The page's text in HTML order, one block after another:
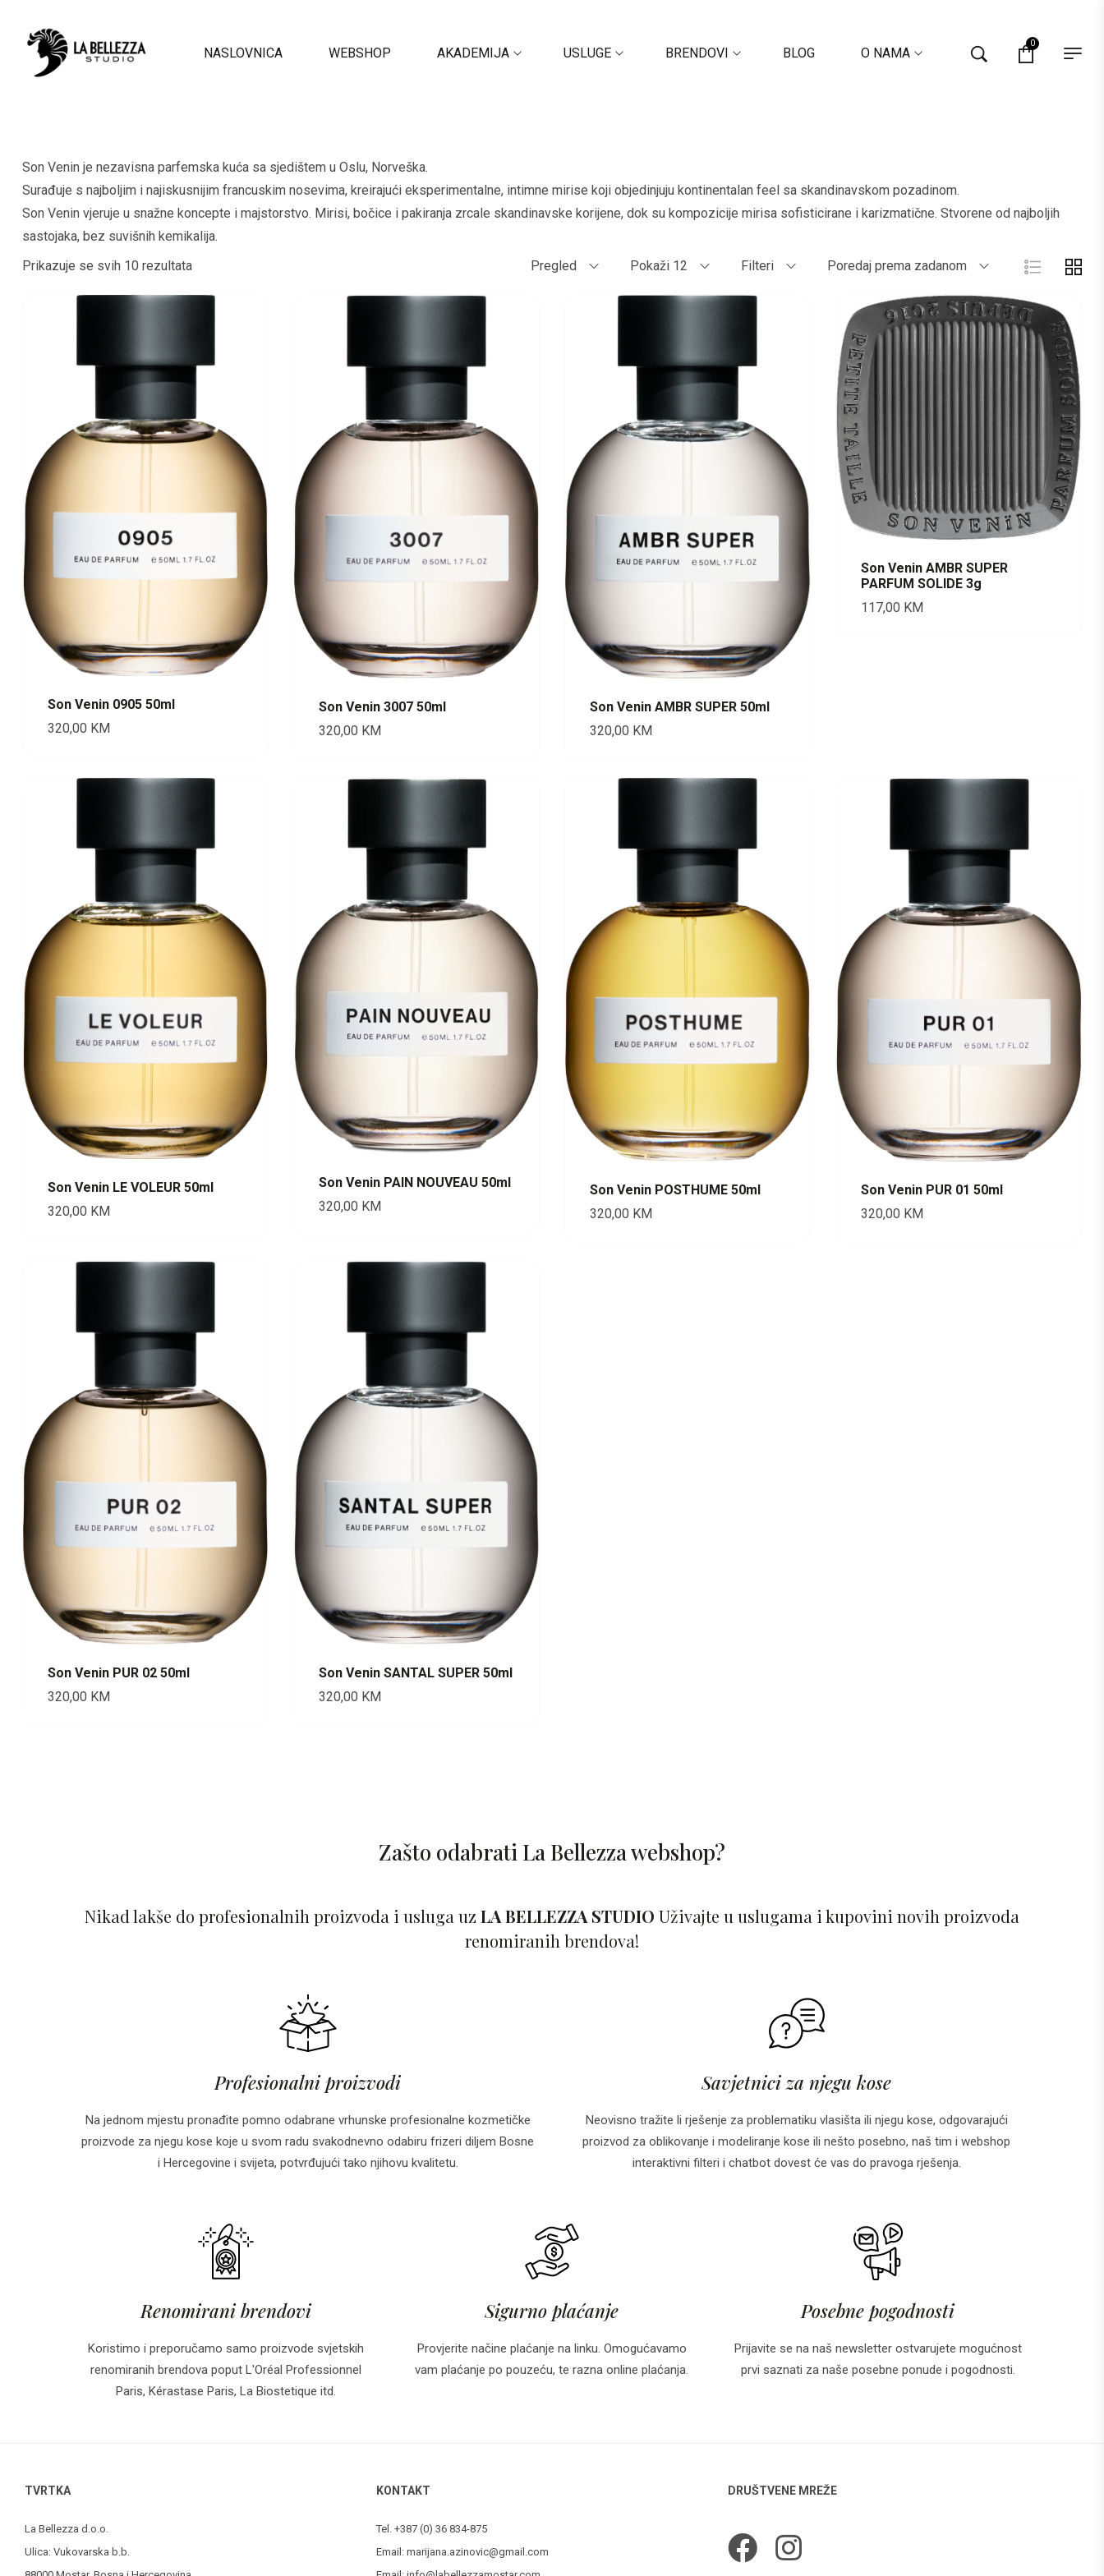
NASLOVNICA WEBSHOP AKADEMIJA USLUGE BRENDOVI BLOG O NAMA
0
Son Venin je nezavisna parfemska kuća sa sjedištem u Oslu, Norveška.
Surađuje s najboljim i najiskusnijim francuskim nosevima, kreirajući eksperimentalne, intimne mirise koji objedinjuju kontinentalan feel sa skandinavskom pozadinom.
Son Venin vjeruje u snažne koncepte i majstorstvo. Mirisi, bočice i pakiranja zrcale skandinavske korijene, dok su kompozicije mirisa sofisticirane i karizmatične. Stvorene od najboljih
sastojaka, bez suvišnih kemikalija.
Prikazuje se svih 10 rezultata
Pregled Pokaži 12 Filteri Poredaj prema zadanom
Son Venin 0905 50ml
320,00 KM
Son Venin 3007 50ml
320,00 KM
Son Venin AMBR SUPER 50ml
320,00 KM
Son Venin AMBR SUPER
PARFUM SOLIDE 3g
117,00 KM
Son Venin LE VOLEUR 50ml
320,00 KM
Son Venin PAIN NOUVEAU 50ml
320,00 KM
Son Venin POSTHUME 50ml
320,00 KM
Son Venin PUR 01 50ml
320,00 KM
Son Venin PUR 02 50ml
320,00 KM
Son Venin SANTAL SUPER 50ml
320,00 KM
Zašto odabrati La Bellezza webshop?
Nikad lakše do profesionalnih proizvoda i usluga uz LA BELLEZZA STUDIO Uživajte u uslugama i kupovini novih proizvoda
renomiranih brendova!
Profesionalni proizvodi
Na jednom mjestu pronađite pomno odabrane vrhunske profesionalne kozmetičke
proizvode za njegu kose koje u svom radu svakodnevno odabiru frizeri diljem Bosne
i Hercegovine i svijeta, potvrđujući tako njihovu kvalitetu.
Savjetnici za njegu kose
Neovisno tražite li rješenje za problematiku vlasišta ili njegu kose, odgovarajući
proizvod za oblikovanje i modeliranje kose ili nešto posebno, naš tim i webshop
interaktivni filteri i chatbot dovest će vas do pravoga rješenja.
Renomirani brendovi
Koristimo i preporučamo samo proizvode svjetskih
renomiranih brendova poput L'Oréal Professionnel
Paris, Kérastase Paris, La Biostetique itd.
Sigurno plaćanje
Provjerite načine plaćanje na linku. Omogućavamo
vam plaćanje po pouzeću, te razna online plaćanja.
Posebne pogodnosti
Prijavite se na naš newsletter ostvarujete mogućnost
prvi saznati za naše posebne ponude i pogodnosti.
TVRTKA
La Bellezza d.o.o.
Ulica: Vukovarska b.b.
KONTAKT
Tel. +387 (0) 36 834-875
Email: marijana.azinovic@gmail.com
DRUŠTVENE MREŽE